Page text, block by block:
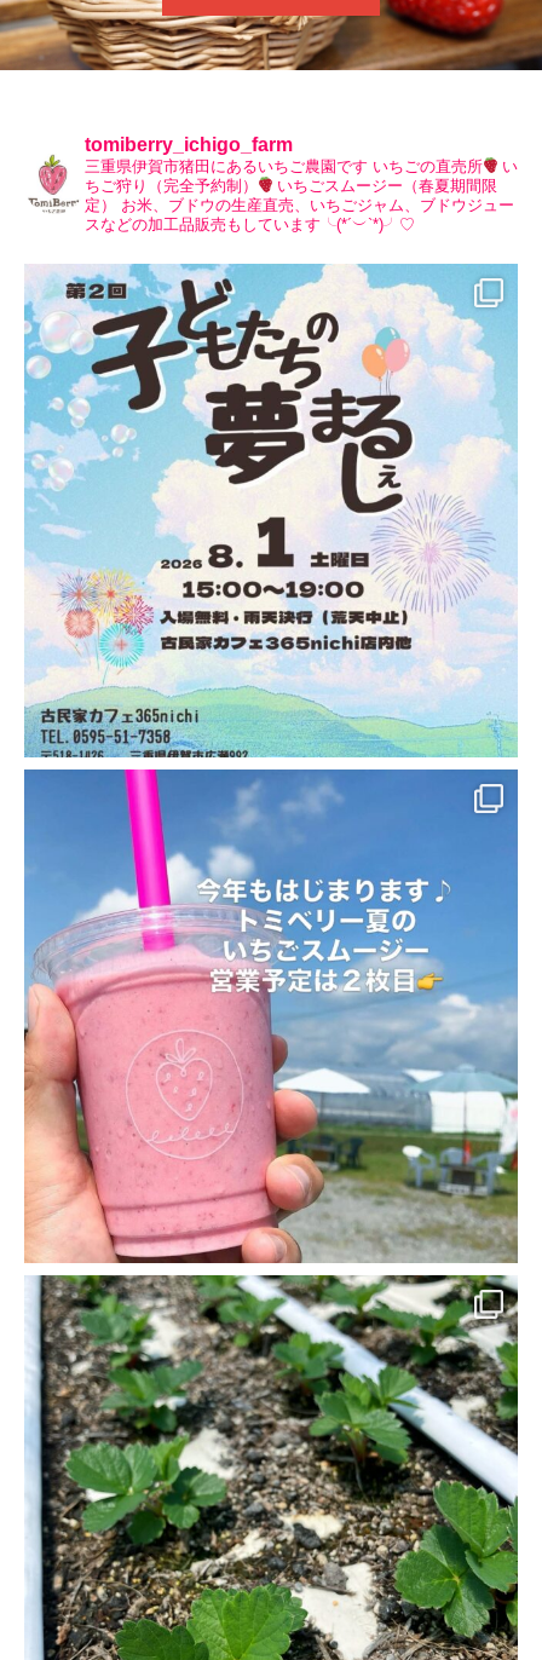
tomiberry_ichigo_farm
三重県伊賀市猪田にあるいちご農園です いちごの直売所
い
ちご狩り（完全予約制）
いちごスムージー（春夏期間限
定）
お米、ブドウの生産直売、いちごジャム、ブドウジュー
スなどの加工品販売もしています╰(*´︶`*)╯♡